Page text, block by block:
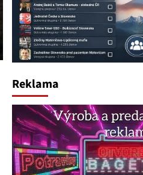
Reklama